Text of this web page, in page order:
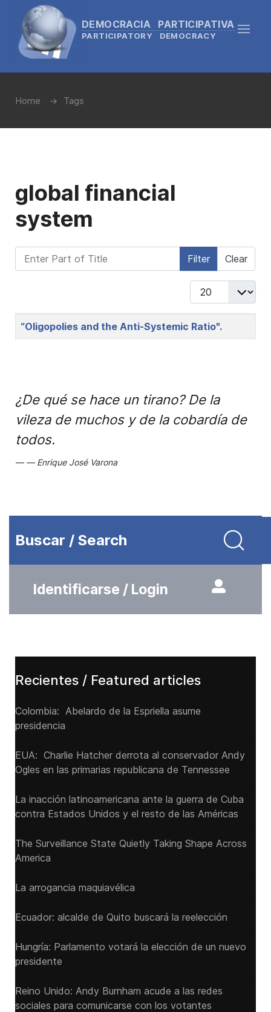
DEMOCRACIA PARTICIPATIVA
PARTICIPATORY DEMOCRACY
Home Tags
global financial
system
Enter Part of Title Filter Clear
Display #
Title
“Oligopolies and the Anti-Systemic Ratio".
¿De qué se hace un tirano? De la
vileza de muchos y de la cobardía de
todos.
Enrique José Varona
Buscar / Search
Identificarse / Login
Recientes / Featured articles
Colombia: Abelardo de la Espriella asume
presidencia
EUA: Charlie Hatcher derrota al conservador Andy
Ogles en las primarias republicana de Tennessee
La inacción latinoamericana ante la guerra de Cuba
contra Estados Unidos y el resto de las Américas
The Surveillance State Quietly Taking Shape Across
America
La arrogancia maquiavélica
Ecuador: alcalde de Quito buscará la reelección
Hungría: Parlamento votará la elección de un nuevo
presidente
Reino Unido: Andy ‌Burnham acude a las redes
sociales para comunicarse con los votantes